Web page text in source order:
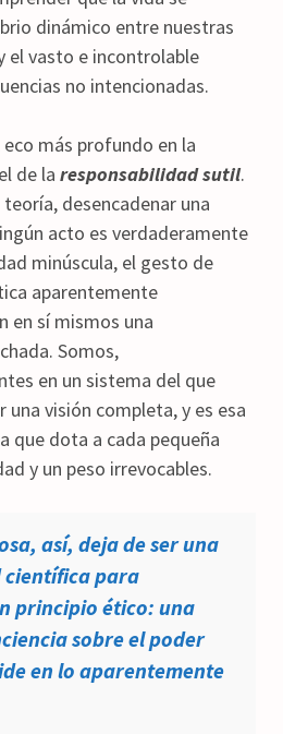
dinámico entre nuestras
el vasto e incontrolable
no intencionadas.
más profundo en la
de la responsabilidad sutil.
desencadenar una
acto es verdaderamente
minúscula, el gesto de
aparentemente
en sí mismos una
Somos,
en un sistema del que
una visión completa, y es esa
que dota a cada pequeña
y un peso irrevocables.
así, deja de ser una
científica para
principio ético: una
sobre el poder
en lo aparentemente